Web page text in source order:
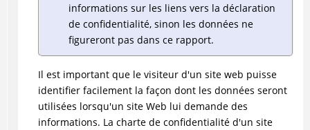
informations sur les liens vers la déclaration
de confidentialité, sinon les données ne
figureront pas dans ce rapport.
Il est important que le visiteur d'un site web puisse
identifier facilement la façon dont les données seront
utilisées lorsqu'un site Web lui demande des
informations. La charte de confidentialité d'un site